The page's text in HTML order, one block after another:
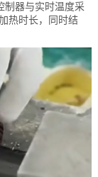
制器与实时温度采
热时长，同时结